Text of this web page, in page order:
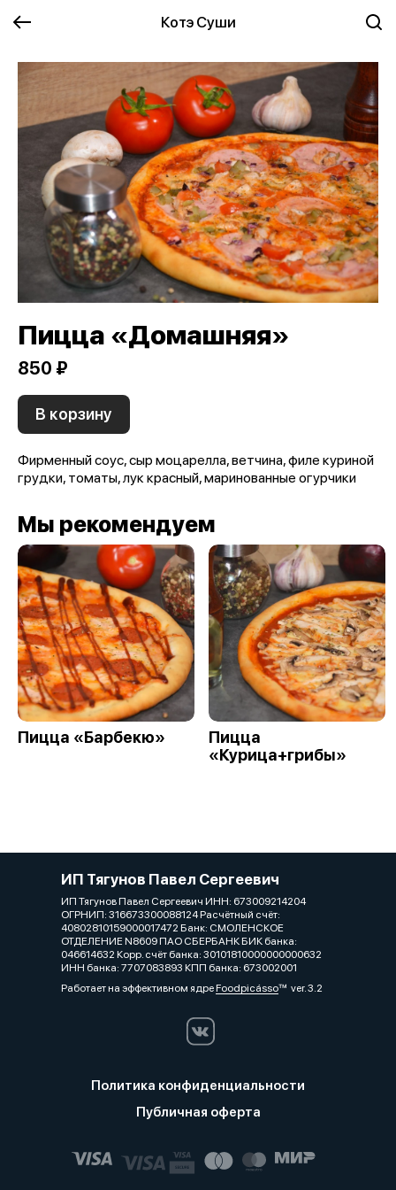
Котэ Суши
Пицца «Домашняя»
850 ₽
В корзину
Фирменный соус, сыр моцарелла, ветчина, филе куриной
грудки, томаты, лук красный, маринованные огурчики
Мы рекомендуем
Пицца «Барбекю»
Пицца
«Курица+грибы»
ИП Тягунов Павел Сергеевич
ИП Тягунов Павел Сергеевич ИНН: 673009214204
ОГРНИП: 316673300088124 Расчётный счёт:
40802810159000017472 Банк: СМОЛЕНСКОЕ
ОТДЕЛЕНИЕ N8609 ПАО СБЕРБАНК БИК банка:
046614632 Корр. счёт банка: 30101810000000000632
ИНН банка: 7707083893 КПП банка: 673002001
Работает на эффективном ядреFoodpicássover. 3.2
Политика конфиденциальности
Публичная оферта